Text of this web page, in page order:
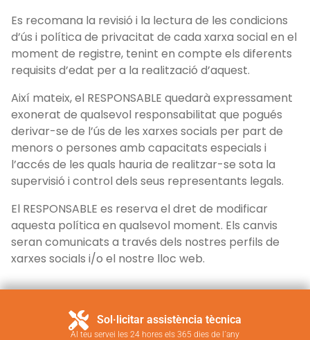
Es recomana la revisió i la lectura de les condicions
d’ús i política de privacitat de cada xarxa social en el
moment de registre, tenint en compte els diferents
requisits d’edat per a la realització d’aquest.
Així mateix, el RESPONSABLE quedarà expressament
exonerat de qualsevol responsabilitat que pogués
derivar-se de l’ús de les xarxes socials per part de
menors o persones amb capacitats especials i
l’accés de les quals hauria de realitzar-se sota la
supervisió i control dels seus representants legals.
El RESPONSABLE es reserva el dret de modificar
aquesta política en qualsevol moment. Els canvis
seran comunicats a través dels nostres perfils de
xarxes socials i/o el nostre lloc web.
Sol·licitar assistència tècnica
Al teu servei les 24 hores els 365 dies de l´any